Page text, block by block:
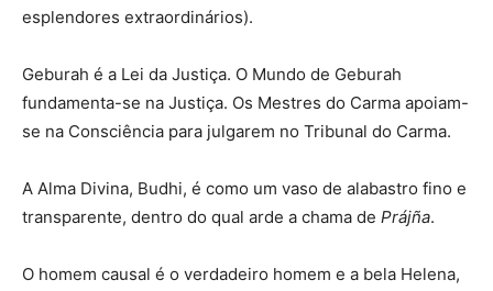
esplendores extraordinários).
Geburah é a Lei da Justiça. O Mundo de Geburah
fundamenta-se na Justiça. Os Mestres do Carma apoiam-
se na Consciência para julgarem no Tribunal do Carma.
A Alma Divina, Budhi, é como um vaso de alabastro fino e
transparente, dentro do qual arde a chama de Prájña.
O homem causal é o verdadeiro homem e a bela Helena,